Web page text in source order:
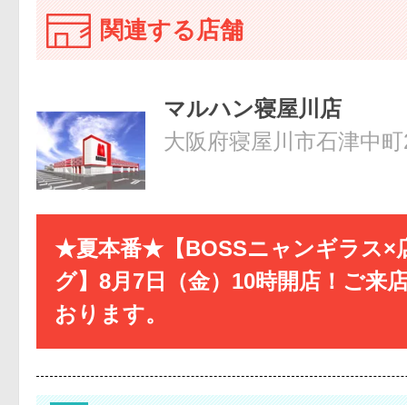
関連する店舗
マルハン寝屋川店
大阪府寝屋川市石津中
★夏本番★【BOSSニャンギラス×
グ】8月7日（金）10時開店！ご来
おります。